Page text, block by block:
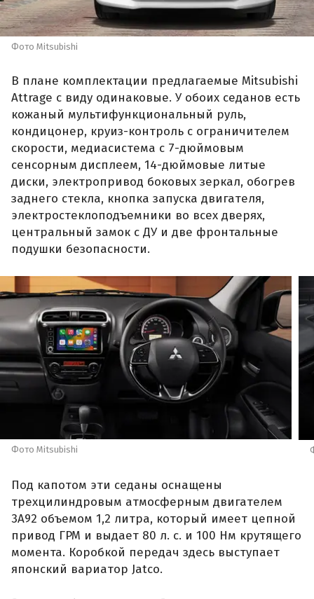
Фото Mitsubishi
В плане комплектации предлагаемые Mitsubishi
Attrage с виду одинаковые. У обоих седанов есть
кожаный мультифункциональный руль,
кондицонер, круиз-контроль с ограничителем
скорости, медиасистема с 7-дюймовым
сенсорным дисплеем, 14-дюймовые литые
диски, электропривод боковых зеркал, обогрев
заднего стекла, кнопка запуска двигателя,
электростеклоподъемники во всех дверях,
центральный замок с ДУ и две фронтальные
подушки безопасности.
Фото Mitsubishi
Под капотом эти седаны оснащены
трехцилиндровым атмосферным двигателем
3A92 объемом 1,2 литра, который имеет цепной
привод ГРМ и выдает 80 л. с. и 100 Нм крутящего
момента. Коробкой передач здесь выступает
японский вариатор Jatco.